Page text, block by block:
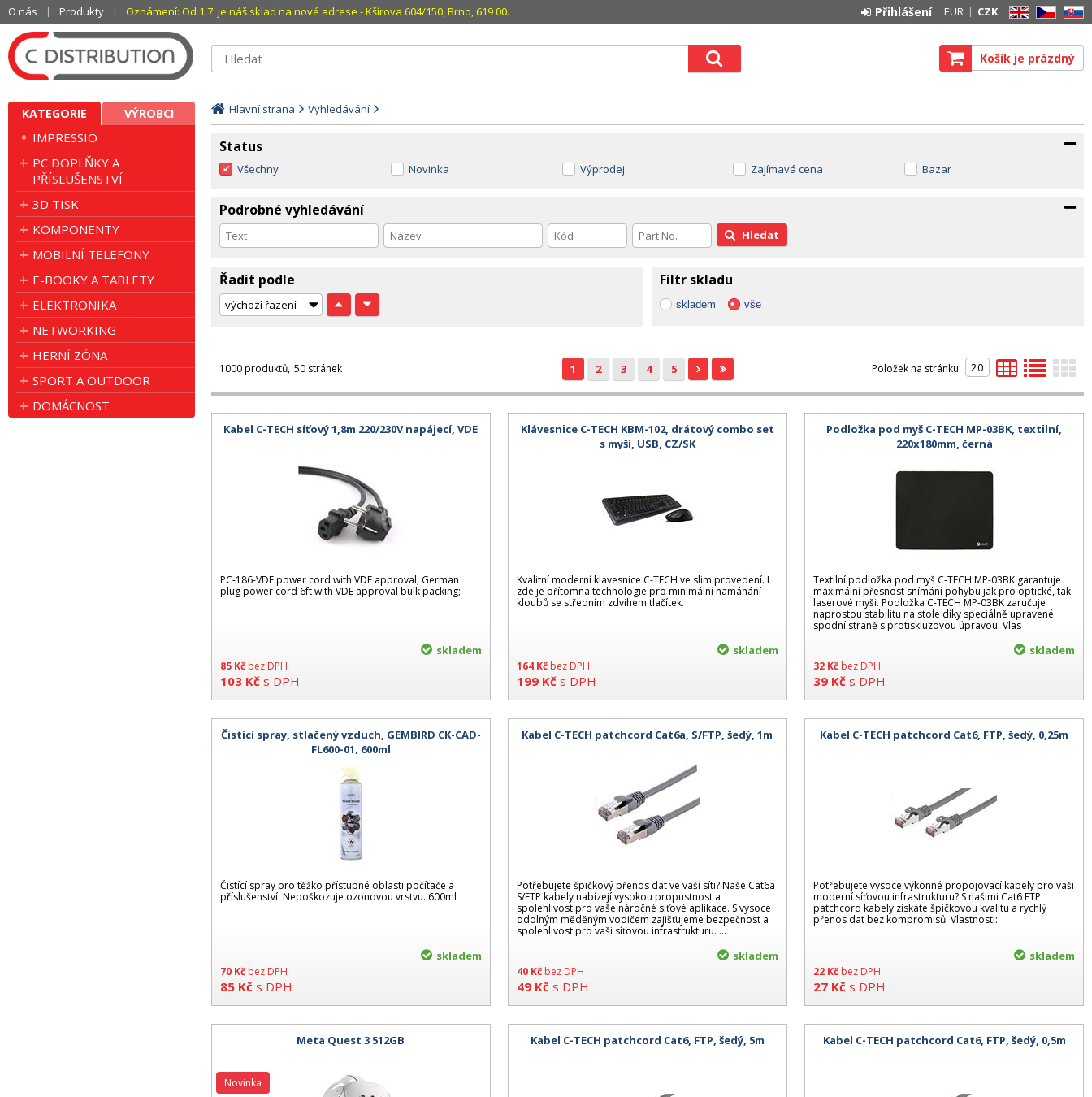
O nás Produkty Oznámení: Od 1.7. je náš sklad na nové adrese - Kšírova 604/150, Brno, 619 00. EN CZ SK
EUR CZK
Přihlášení
Košík je prázdný
KATEGORIE VÝROBCI
IMPRESSIO
PC DOPLŇKY A
PŘÍSLUŠENSTVÍ
3D TISK
KOMPONENTY
MOBILNÍ TELEFONY
E-BOOKY A TABLETY
ELEKTRONIKA
NETWORKING
HERNÍ ZÓNA
SPORT A OUTDOOR
DOMÁCNOST
Hlavní strana Vyhledávání
Status
Všechny Novinka Výprodej Zajímavá cena Bazar
Podrobné vyhledávání
Hledat
Řadit podle Filtr skladu
skladem vše
1000 produktů 50 stránek 1 2 3 4 5 Položek na stránku:
Kabel C-TECH síťový 1,8m 220/230V napájecí, VDE
PC-186-VDE power cord with VDE approval; German
plug power cord 6ft with VDE approval bulk packing;
85 Kč bez DPH
103 Kč s DPH
skladem
Klávesnice C-TECH KBM-102, drátový combo set
s myší, USB, CZ/SK
Kvalitní moderní klavesnice C-TECH ve slim provedení. I
zde je přítomna technologie pro minimální namáhání
kloubů se středním zdvihem tlačítek.
164 Kč bez DPH
199 Kč s DPH
skladem
Podložka pod myš C-TECH MP-03BK, textilní,
220x180mm, černá
Textilní podložka pod myš C-TECH MP-03BK garantuje
maximální přesnost snímání pohybu jak pro optické, tak
laserové myši. Podložka C-TECH MP-03BK zaručuje
naprostou stabilitu na stole díky speciálně upravené
spodní straně s protiskluzovou úpravou. Vlas
32 Kč bez DPH
39 Kč s DPH
skladem
Čistící spray, stlačený vzduch, GEMBIRD CK-CAD-
FL600-01, 600ml
Čistící spray pro těžko přístupné oblasti počítače a
příslušenství. Nepoškozuje ozonovou vrstvu. 600ml
70 Kč bez DPH
85 Kč s DPH
skladem
Kabel C-TECH patchcord Cat6a, S/FTP, šedý, 1m
Potřebujete špičkový přenos dat ve vaší síti? Naše Cat6a
S/FTP kabely nabízejí vysokou propustnost a
spolehlivost pro vaše náročné síťové aplikace. S vysoce
odolným měděným vodičem zajišťujeme bezpečnost a
spolehlivost pro vaši síťovou infrastrukturu. ...
40 Kč bez DPH
49 Kč s DPH
skladem
Kabel C-TECH patchcord Cat6, FTP, šedý, 0,25m
Potřebujete vysoce výkonné propojovací kabely pro vaši
moderní síťovou infrastrukturu? S našimi Cat6 FTP
patchcord kabely získáte špičkovou kvalitu a rychlý
přenos dat bez kompromisů. Vlastnosti:
22 Kč bez DPH
27 Kč s DPH
skladem
Meta Quest 3 512GB
Novinka
Kabel C-TECH patchcord Cat6, FTP, šedý, 5m Kabel C-TECH patchcord Cat6, FTP, šedý, 0,5m